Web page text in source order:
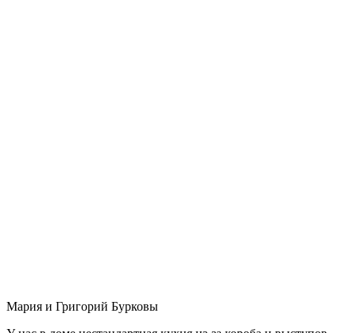
Мария и Григорий Бурковы